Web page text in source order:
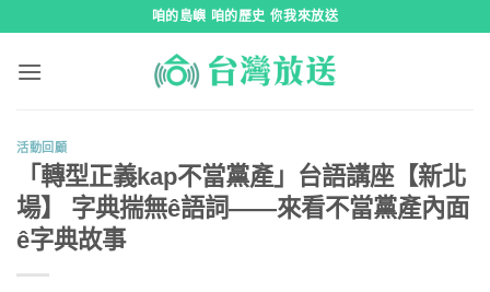
咱的島嶼 咱的歷史 你我來放送
活動回顧
「轉型正義kap不當黨產」台語講座【新北
場】 字典揣無ê語詞——來看不當黨產內面
ê字典故事